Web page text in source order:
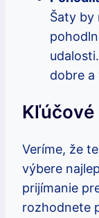
Šaty by
dobre a
Kľúčové
Veríme, že
výbere
prijímanie
rozhodnete